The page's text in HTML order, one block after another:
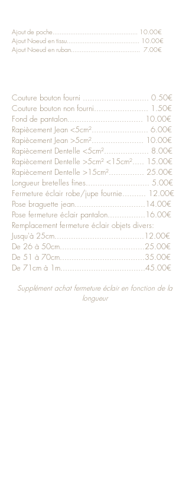
Ajout de poche................................................ 10.00€
Ajout Noeud en tissu......................................... 10.00€
Ajout Noeud en ruban....................................... 7.00€
Couture bouton fourni ............................ 0.50€
Couture bouton non fourni....................... 1.50€
Fond de pantalon................................ 10.00€
Rapiècement Jean <5cm²........................ 6.00€
Rapiècement Jean >5cm²...................... 10.00€
Rapiècement Dentelle <5cm²................... 8.00€
Rapiècement Dentelle >5cm² <15cm²..... 15.00€
Rapiècement Dentelle >15cm²............... 25.00€
Longueur bretelles fines........................... 5.00€
Fermeture éclair robe/jupe fournie.......... 12.00€
Pose braguette jean..............................14.00€
Pose fermeture éclair pantalon................16.00€
Remplacement fermeture éclair objets divers:
Jusqu'à 25cm......................................12.00€
De 26 à 50cm....................................25.00€
De 51 à 70cm....................................35.00€
De 71cm à 1m....................................45.00€
Supplément achat fermeture éclair en fonction de la
longueur